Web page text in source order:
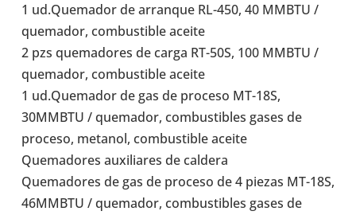
1 ud.Que­ma­dor de arran­que RL-450, 40 MMBTU /
que­ma­dor, com­bus­ti­ble aceite
2 pzs que­ma­do­res de carga RT-50S, 100 MMBTU /
que­ma­dor, com­bus­ti­ble aceite
1 ud.Que­ma­dor de gas de proceso MT-18S,
30MMBTU / que­ma­dor, com­bus­ti­bles gases de
proceso, metanol, com­bus­ti­ble aceite
Que­ma­do­res auxi­lia­res de caldera
Que­ma­do­res de gas de proceso de 4 piezas MT-18S,
46MMBTU / que­ma­dor, com­bus­ti­bles gases de